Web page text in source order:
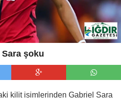
Sara şoku
kilit isimlerinden Gabriel Sara